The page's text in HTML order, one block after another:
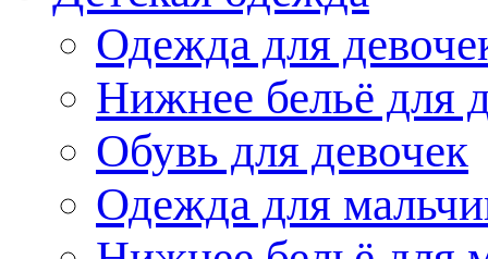
Одежда для
Нижнее бельё для
Обувь для девочек
Одежда для